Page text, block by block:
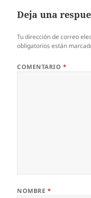
Deja una
Tu dirección de correo
obligatorios están
COMENTARIO *
NOMBRE *